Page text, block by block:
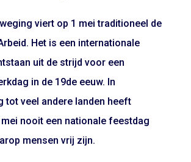
viert op 1 mei traditioneel de
Het is een internationale
uit de strijd voor een
in de 19de eeuw. In
tot veel andere landen heeft
mei nooit een nationale feestdag
mensen vrij zijn.